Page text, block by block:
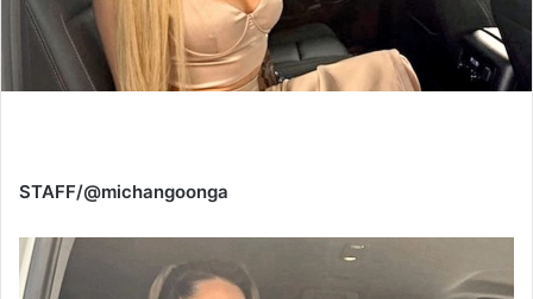
STAFF/@michangoonga